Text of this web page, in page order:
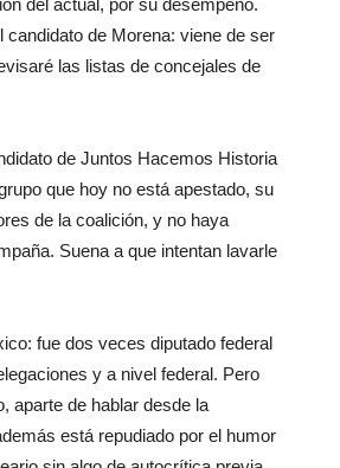
del actual, por su desempeño.
de Morena: viene de ser
las listas de concejales de
de Juntos Hacemos Historia
que hoy no está apestado, su
de la coalición, y no haya
Suena a que intentan lavarle
fue dos veces diputado federal
y a nivel federal. Pero
aparte de hablar desde la
está repudiado por el humor